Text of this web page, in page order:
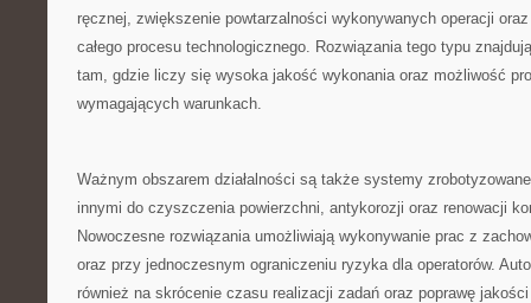
ręcznej, zwiększenie powtarzalności wykonywanych operacji
całego procesu technologicznego. Rozwiązania tego typu
tam, gdzie liczy się wysoka jakość wykonania oraz możliwość
wymagających warunkach.
Ważnym obszarem działalności są także systemy
innymi do czyszczenia powierzchni, antykorozji oraz renowacji
Nowoczesne rozwiązania umożliwiają wykonywanie prac z
oraz przy jednoczesnym ograniczeniu ryzyka dla operatorów.
również na skrócenie czasu realizacji zadań oraz poprawę